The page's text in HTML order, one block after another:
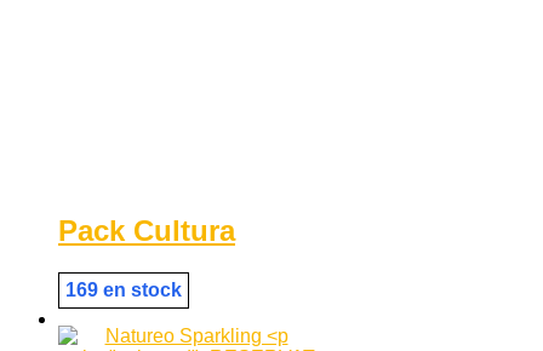
Pack Cultura
169 en stock